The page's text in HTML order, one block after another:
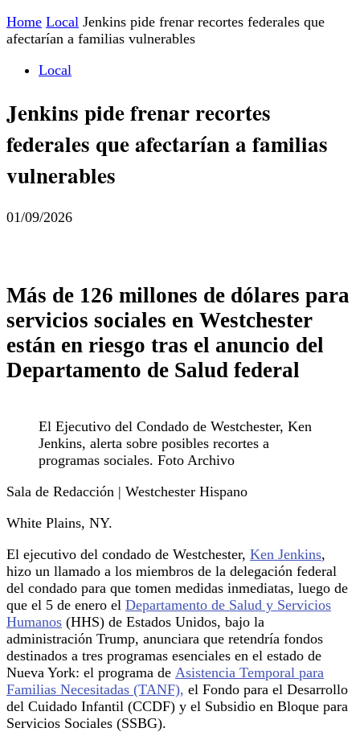
Home Local Jenkins pide frenar recortes federales que
afectarían a familias vulnerables
Local
Jenkins pide frenar recortes
federales que afectarían a familias
vulnerables
01/09/2026
Más de 126 millones de dólares para
servicios sociales en Westchester
están en riesgo tras el anuncio del
Departamento de Salud federal
El Ejecutivo del Condado de Westchester, Ken
Jenkins, alerta sobre posibles recortes a
programas sociales. Foto Archivo
Sala de Redacción | Westchester Hispano
White Plains, NY.
El ejecutivo del condado de Westchester, Ken Jenkins,
hizo un llamado a los miembros de la delegación federal
del condado para que tomen medidas inmediatas, luego de
que el 5 de enero el Departamento de Salud y Servicios
Humanos (HHS) de Estados Unidos, bajo la
administración Trump, anunciara que retendría fondos
destinados a tres programas esenciales en el estado de
Nueva York: el programa de Asistencia Temporal para
Familias Necesitadas (TANF), el Fondo para el Desarrollo
del Cuidado Infantil (CCDF) y el Subsidio en Bloque para
Servicios Sociales (SSBG).